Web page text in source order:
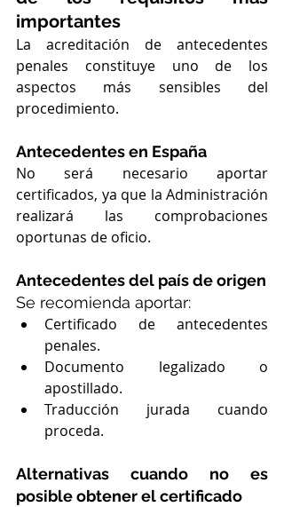
importantes
La acreditación de antecedentes
penales constituye uno de los
aspectos más sensibles del
procedimiento.
Antecedentes en España
No será necesario aportar
certificados, ya que la Administración
realizará las comprobaciones
oportunas de oficio.
Antecedentes del país de origen
Se recomienda aportar:
Certificado de antecedentes
penales.
Documento legalizado o
apostillado.
Traducción jurada cuando
proceda.
Alternativas cuando no es
posible obtener el certificado